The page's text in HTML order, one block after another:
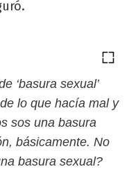
‘basura sexual’
lo que hacía mal y
sos una basura
básicamente. No
basura sexual?